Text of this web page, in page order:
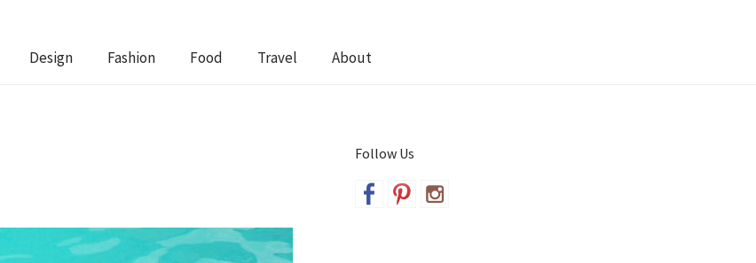
Design Fashion Food Travel About
Follow Us